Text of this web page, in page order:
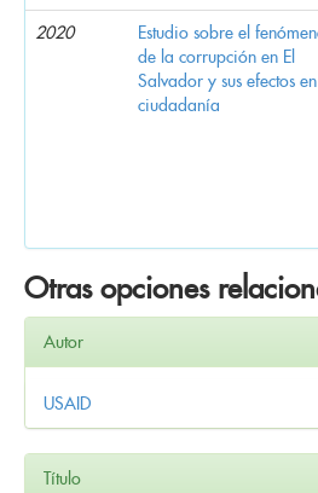
2020
Estudio sobre el
de la corrupción en El
Salvador y sus efectos
ciudadanía
Otras opciones
Autor
USAID
Título